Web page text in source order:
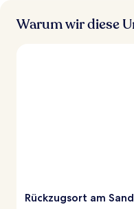
Warum wir diese
Rückzugsort am